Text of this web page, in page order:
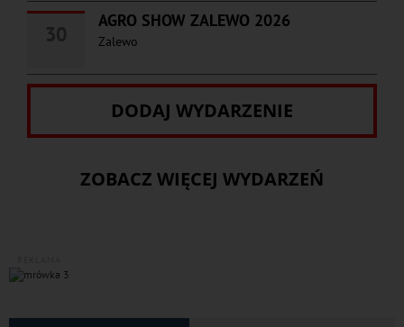
AGRO SHOW ZALEWO 2026
Zalewo
DODAJ WYDARZENIE
ZOBACZ WIĘCEJ WYDARZEŃ